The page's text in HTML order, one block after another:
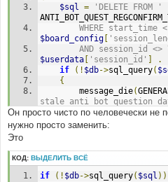
$sql = 'DELETE FROM '
WHERE start_time <
$board_config
AND session_id <>
$userdata
'session_id' .
if
(! $db->sql_query(
{
		message_die
(
stale anti bot question
__FILE__ , $sql);
}
Он просто чисто по человечески не
нужно просто заменить:
Это
КОД: ВЫДЕЛИТЬ ВСЁ
if (! $db->sql_query( $sql ))